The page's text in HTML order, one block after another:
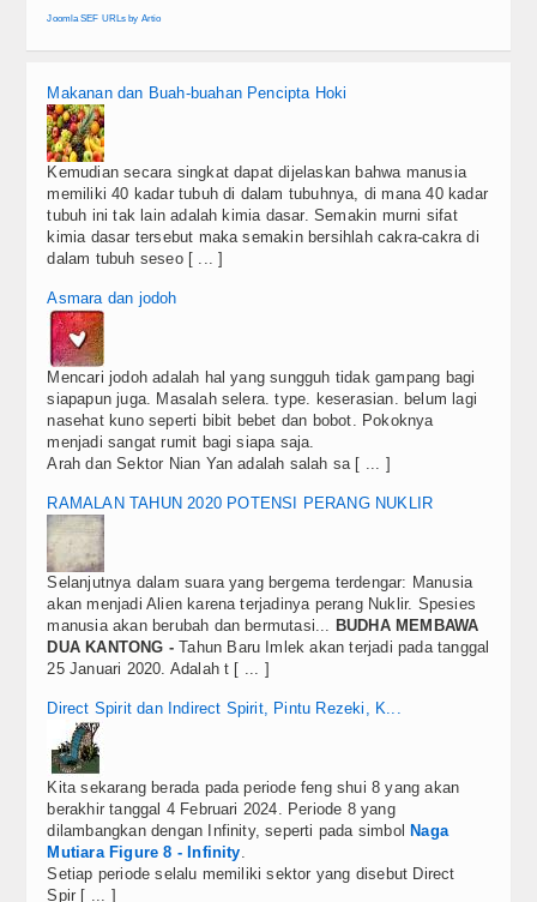
Joomla SEF URLs by Artio
Makanan dan Buah-buahan Pencipta Hoki
Kemudian secara singkat dapat dijelaskan bahwa manusia
memiliki 40 kadar tubuh di dalam tubuhnya, di mana 40 kadar
tubuh ini tak lain adalah kimia dasar. Semakin murni sifat
kimia dasar tersebut maka semakin bersihlah cakra-cakra di
dalam tubuh seseo [ ... ]
Asmara dan jodoh
Mencari jodoh adalah hal yang sungguh tidak gampang bagi
siapapun juga. Masalah selera. type. keserasian. belum lagi
nasehat kuno seperti bibit bebet dan bobot. Pokoknya
menjadi sangat rumit bagi siapa saja.
Arah dan Sektor Nian Yan adalah salah sa [ ... ]
RAMALAN TAHUN 2020 POTENSI PERANG NUKLIR
Selanjutnya dalam suara yang bergema terdengar: Manusia
akan menjadi Alien karena terjadinya perang Nuklir. Spesies
manusia akan berubah dan bermutasi... BUDHA MEMBAWA
DUA KANTONG -Tahun Baru Imlek akan terjadi pada tanggal
25 Januari 2020. Adalah t [ ... ]
Direct Spirit dan Indirect Spirit, Pintu Rezeki, K...
Kita sekarang berada pada periode feng shui 8 yang akan
berakhir tanggal 4 Februari 2024. Periode 8 yang
dilambangkan dengan Infinity, seperti pada simbol Naga
Mutiara Figure 8 - Infinity.
Setiap periode selalu memiliki sektor yang disebut Direct
Spir [ ... ]